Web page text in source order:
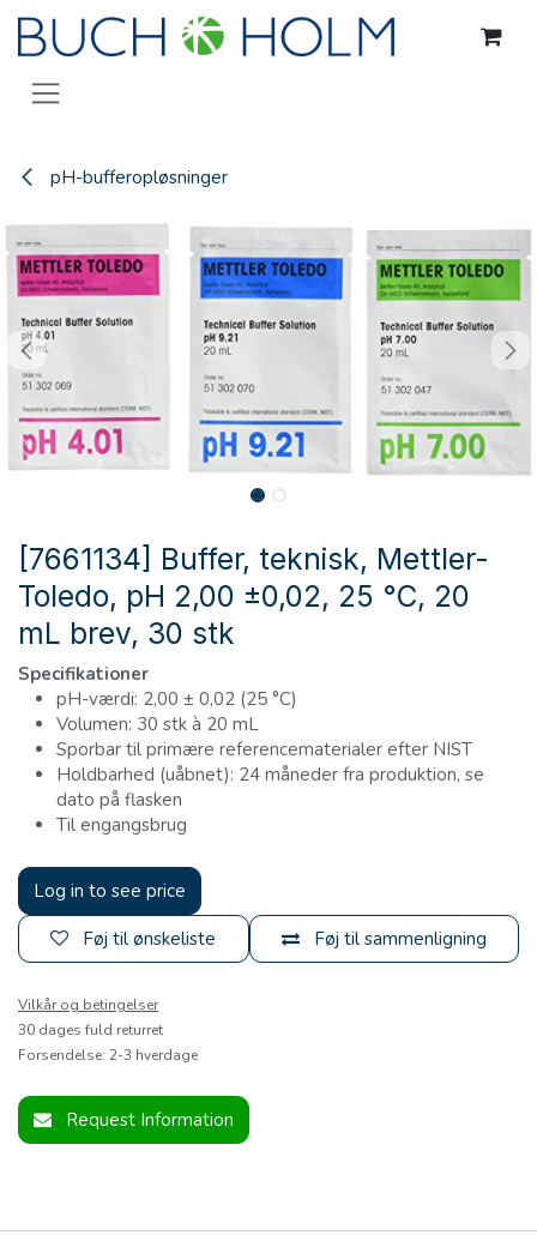
Gå til indhold
pH-bufferopløsninger
[7661134] Buffer, teknisk, Mettler-
Toledo, pH 2,00 ±0,02, 25 °C, 20
mL brev, 30 stk
Specifikationer
pH-værdi: 2,00 ± 0,02 (25 °C)
Volumen: 30 stk à 20 mL
Sporbar til primære referencematerialer efter NIST
Holdbarhed (uåbnet): 24 måneder fra produktion, se
dato på flasken
Til engangsbrug
Log in to see price
Føj til sammenligning
Føj til ønskeliste
Vilkår og betingelser
30 dages fuld returret
Forsendelse: 2-3 hverdage
Request Information